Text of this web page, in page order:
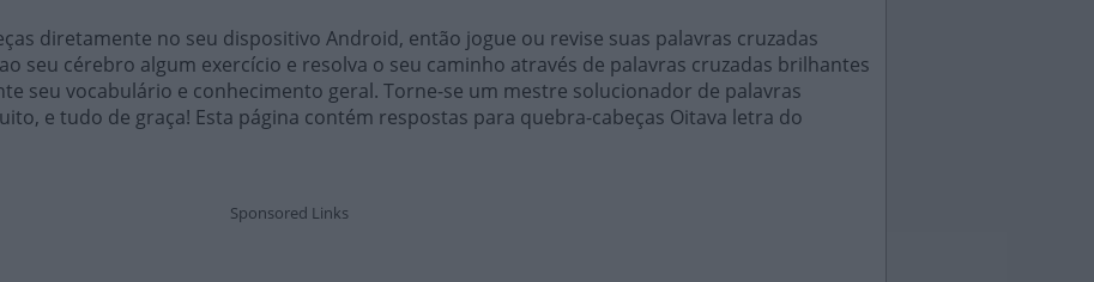
diretamente no seu dispositivo Android, então jogue ou revise suas palavras cruzadas
seu cérebro algum exercício e resolva o seu caminho através de palavras cruzadas brilhantes
seu vocabulário e conhecimento geral. Torne-se um mestre solucionador de palavras
e tudo de graça! Esta página contém respostas para quebra-cabeças Oitava letra do